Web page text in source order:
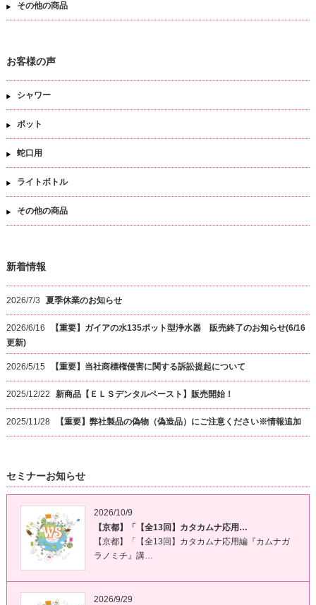
その他の商品
お客様の声
シャワー
ポット
蛇口用
ライトボトル
その他の商品
新着情報
2026/7/3 夏季休業のお知らせ
2026/6/16
【重要】ガイアの水135ポット型浄水器 販売終了のお知らせ(6/16
更新)
2026/5/15 【重要】当社商標権侵害に関する訴訟提起について
2025/12/22 新商品【ＥＬＳデンタルペースト】販売開始！
2025/11/28 【重要】弊社製品の偽物（偽造品）にご注意ください※情報追加
セミナーお知らせ
2026/10/9
【京都】「【全13回】カタカムナ応用…
【京都】「【全13回】カタカムナ応用編『カムナガ
ラノミチ』講…
2026/9/29